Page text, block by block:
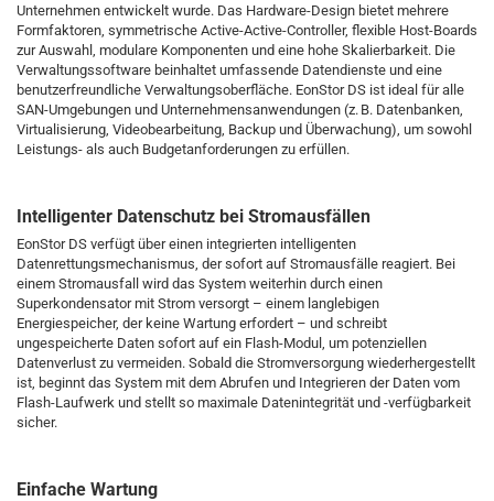
Unternehmen entwickelt wurde. Das Hardware-Design bietet mehrere
Formfaktoren, symmetrische Active-Active-Controller, flexible Host-Boards
zur Auswahl, modulare Komponenten und eine hohe Skalierbarkeit. Die
Verwaltungssoftware beinhaltet umfassende Datendienste und eine
benutzerfreundliche Verwaltungsoberfläche. EonStor DS ist ideal für alle
SAN-Umgebungen und Unternehmensanwendungen (z. B. Datenbanken,
Virtualisierung, Videobearbeitung, Backup und Überwachung), um sowohl
Leistungs- als auch Budgetanforderungen zu erfüllen.
Intelligenter Datenschutz bei Stromausfällen
EonStor DS verfügt über einen integrierten intelligenten
Datenrettungsmechanismus, der sofort auf Stromausfälle reagiert. Bei
einem Stromausfall wird das System weiterhin durch einen
Superkondensator mit Strom versorgt – einem langlebigen
Energiespeicher, der keine Wartung erfordert – und schreibt
ungespeicherte Daten sofort auf ein Flash-Modul, um potenziellen
Datenverlust zu vermeiden. Sobald die Stromversorgung wiederhergestellt
ist, beginnt das System mit dem Abrufen und Integrieren der Daten vom
Flash-Laufwerk und stellt so maximale Datenintegrität und -verfügbarkeit
sicher.
Einfache Wartung